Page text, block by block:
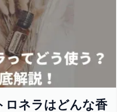
ロネラはどんな香